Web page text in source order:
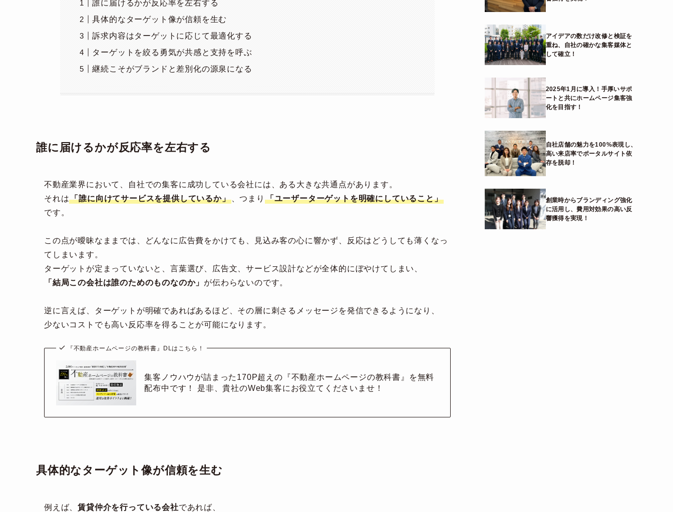
誰に届けるかが反応率を左右する
具体的なターゲット像が信頼を生む
訴求内容はターゲットに応じて最適化する
ターゲットを絞る勇気が共感と支持を呼ぶ
継続こそがブランドと差別化の源泉になる
誰に届けるかが反応率を左右する
不動産業界において、自社での集客に成功している会社には、ある大きな共通点があります。
それは「誰に向けてサービスを提供しているか」、つまり 「ユーザーターゲットを明確にしていること」
です。
この点が曖昧なままでは、どんなに広告費をかけても、見込み客の心に響かず、反応はどうしても薄くなっ
てしまいます。
ターゲットが定まっていないと、言葉選び、広告文、サービス設計などが全体的にぼやけてしまい、
「結局この会社は誰のためのものなのか」 が伝わらないのです。
逆に言えば、ターゲットが明確であればあるほど、その層に刺さるメッセージを発信できるようになり、
少ないコストでも高い反応率を得ることが可能になります。
『不動産ホームページの教科書』DLはこちら！
集客ノウハウが詰まった170P超えの『不動産ホームページの教科書』を無料
配布中です！ 是非、貴社のWeb集客にお役立てくださいませ！
具体的なターゲット像が信頼を生む
例えば、賃貸仲介を行っている会社であれば、
アイデアの数だけ改修と検証を
重ね、自社の確かな集客媒体と
して確立！
2025年1月に導入！手厚いサポ
ートと共にホームページ集客強
化を目指す！
自社店舗の魅力を100%表現し、
高い来店率でポータルサイト依
存を脱却！
創業時からブランディング強化
に活用し、費用対効果の高い反
響獲得を実現！